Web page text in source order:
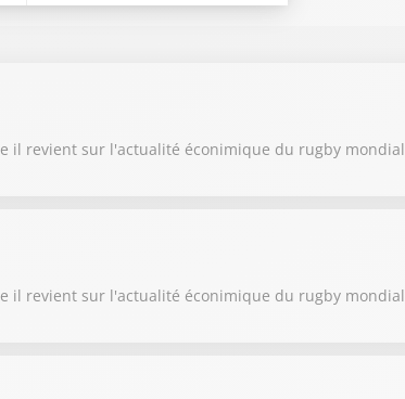
il revient sur l'actualité éconimique du rugby mondial
il revient sur l'actualité éconimique du rugby mondial